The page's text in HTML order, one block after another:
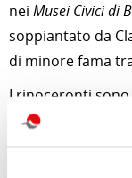
nei Musei Civici di
soppiantato da
di minore fama
I rinoceronti
milioni di anni, e